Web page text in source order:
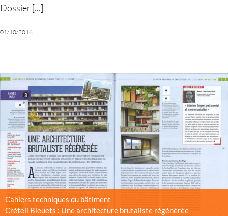
Dossier [...]
01/10/2018
Cahiers techniques du bâtiment
Créteil Bleuets : Une architecture brutaliste régénérée